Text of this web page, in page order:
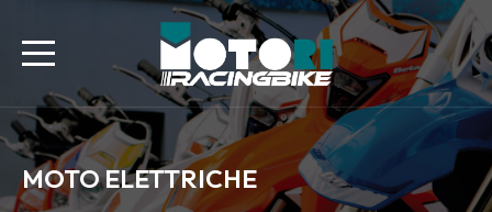
MOTO ELETTRICHE